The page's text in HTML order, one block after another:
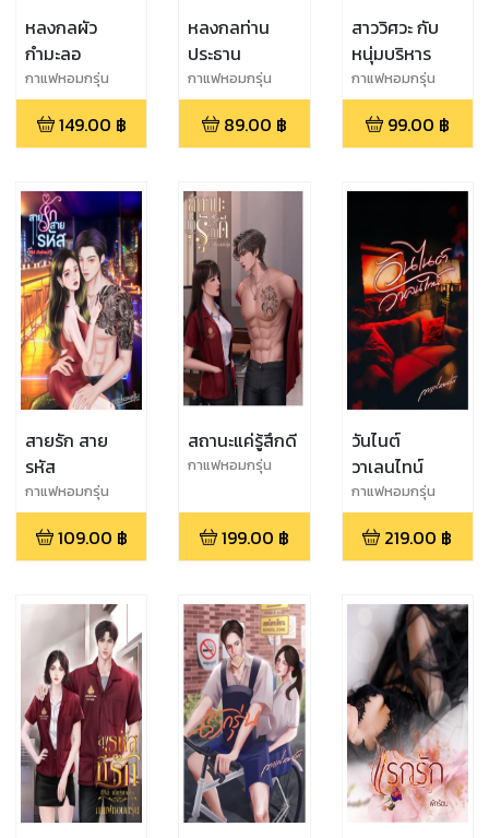
หลงกลผัว
กำมะลอ
กาแฟหอมกรุ่น
149.00 ฿
หลงกลท่าน
ประธาน
กาแฟหอมกรุ่น
89.00 ฿
สาววิศวะ กับ
หนุ่มบริหาร
กาแฟหอมกรุ่น
99.00 ฿
สายรัก สาย
รหัส
กาแฟหอมกรุ่น
109.00 ฿
สถานะแค่รู้สึกดี
กาแฟหอมกรุ่น
199.00 ฿
วันไนต์
วาเลนไทน์
กาแฟหอมกรุ่น
219.00 ฿